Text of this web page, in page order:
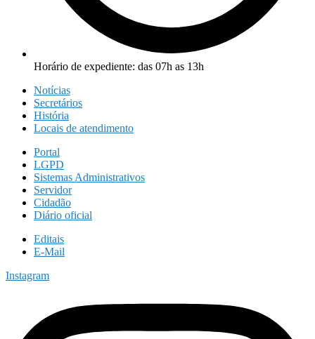
Horário de expediente: das 07h as 13h
Notícias
Secretários
História
Locais de atendimento
Portal
LGPD
Sistemas Administrativos
Servidor
Cidadão
Diário oficial
Editais
E-Mail
Instagram